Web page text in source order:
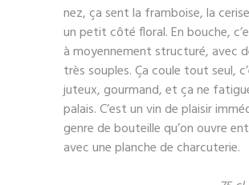
nez, ça sent la framboise, la
un petit côté floral. En bouche,
à moyennement structuré, avec
très souples. Ça coule tout seul,
juteux, gourmand, et ça ne
palais. C’est un vin de plaisir
genre de bouteille qu’on ouvre
avec une planche de charcuterie.